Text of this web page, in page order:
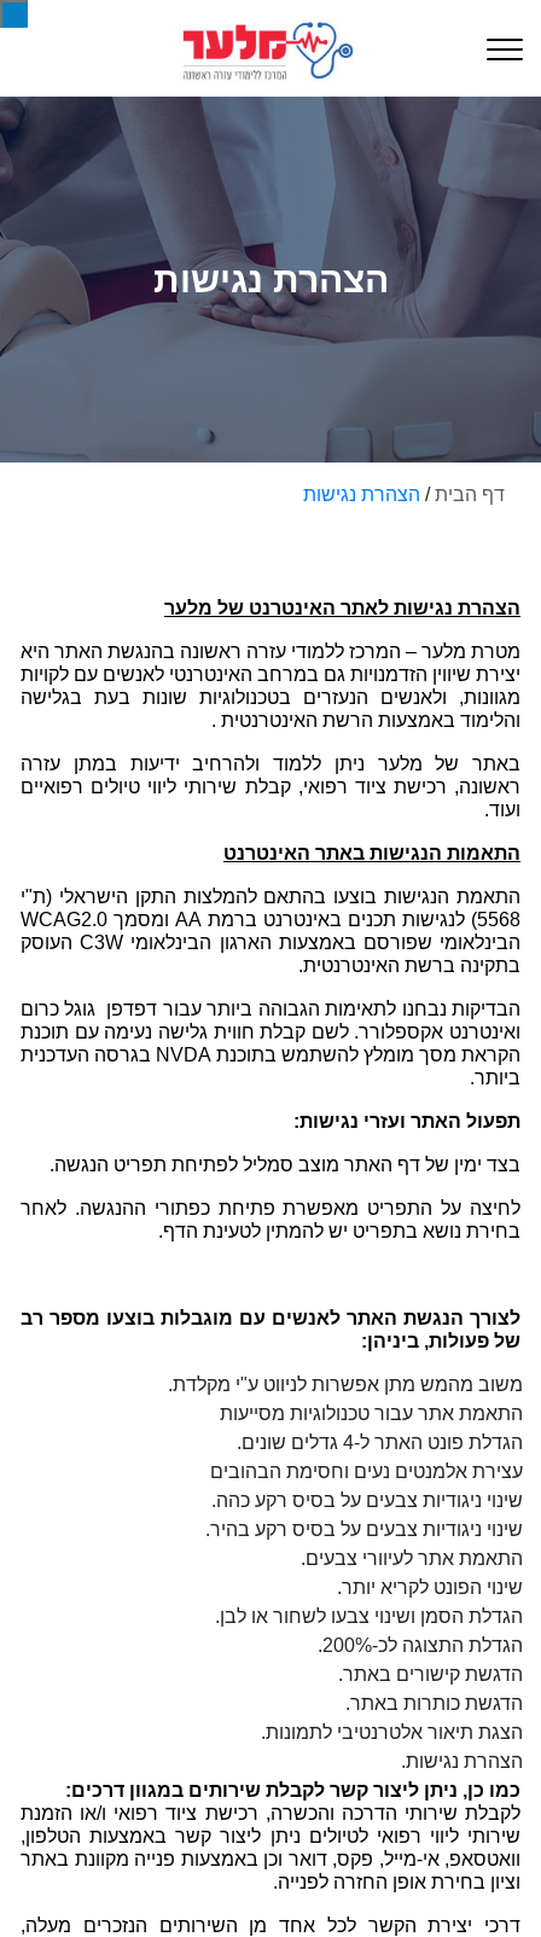
הצהרת נגישות
דף הבית/ הצהרת נגישות
הצהרת נגישות לאתר האינטרנט של מלער
מטרת מלער – המרכז ללמודי עזרה ראשונה בהנגשת האתר היא
יצירת שיווין הזדמנויות גם במרחב האינטרנטי לאנשים עם לקויות
מגוונות, ולאנשים הנעזרים בטכנולוגיות שונות בעת בגלישה
והלימוד באמצעות הרשת האינטרנטית .
באתר של מלער ניתן ללמוד ולהרחיב ידיעות במתן עזרה
ראשונה, רכישת ציוד רפואי, קבלת שירותי ליווי טיולים רפואיים
ועוד.
התאמות הנגישות באתר האינטרנט
התאמת הנגישות בוצעו בהתאם להמלצות התקן הישראלי (ת"י
5568) לנגישות תכנים באינטרנט ברמת AA ומסמך WCAG2.0
הבינלאומי שפורסם באמצעות הארגון הבינלאומי C3W העוסק
בתקינה ברשת האינטרנטית.
הבדיקות נבחנו לתאימות הגבוהה ביותר עבור דפדפן גוגל כרום
ואינטרנט אקספלורר. לשם קבלת חווית גלישה נעימה עם תוכנת
הקראת מסך מומלץ להשתמש בתוכנת NVDA בגרסה העדכנית
ביותר.
תפעול האתר ועזרי נגישות:
בצד ימין של דף האתר מוצב סמליל לפתיחת תפריט הנגשה.
לחיצה על התפריט מאפשרת פתיחת כפתורי ההנגשה. לאחר
בחירת נושא בתפריט יש להמתין לטעינת הדף.
לצורך הנגשת האתר לאנשים עם מוגבלות בוצעו מספר רב
של פעולות, ביניהן:
משוב מהמש מתן אפשרות לניווט ע"י מקלדת.
התאמת אתר עבור טכנולוגיות מסייעות
הגדלת פונט האתר ל-4 גדלים שונים.
עצירת אלמנטים נעים וחסימת הבהובים
שינוי ניגודיות צבעים על בסיס רקע כהה.
שינוי ניגודיות צבעים על בסיס רקע בהיר.
התאמת אתר לעיוורי צבעים.
שינוי הפונט לקריא יותר.
הגדלת הסמן ושינוי צבעו לשחור או לבן.
הגדלת התצוגה לכ-200%.
הדגשת קישורים באתר.
הדגשת כותרות באתר.
הצגת תיאור אלטרנטיבי לתמונות.
הצהרת נגישות.
כמו כן, ניתן ליצור קשר לקבלת שירותים במגוון דרכים:
לקבלת שירותי הדרכה והכשרה, רכישת ציוד רפואי ו/או הזמנת
שירותי ליווי רפואי לטיולים ניתן ליצור קשר באמצעות הטלפון,
וואטסאפ, אי-מייל, פקס, דואר וכן באמצעות פנייה מקוונת באתר
וציון בחירת אופן החזרה לפנייה.
דרכי יצירת הקשר לכל אחד מן השירותים הנזכרים מעלה,